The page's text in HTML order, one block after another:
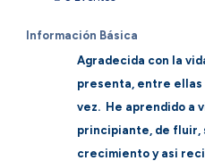
Información Básica
Agradecida con la
presenta, entre ellas
vez. He aprendido a
principiante, de fluir,
crecimiento y asi